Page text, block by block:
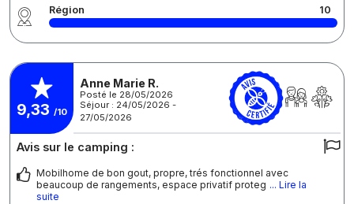
Région 10
9,33 /10
Anne Marie R.
Posté le 28/05/2026
Séjour : 24/05/2026 -
27/05/2026
Avis sur le camping :
Mobilhome de bon gout, propre, trés fonctionnel avec
beaucoup de rangements, espace privatif proteg ... Lire la
suite